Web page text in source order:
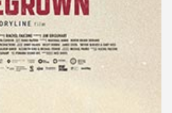
Cinewam City's 3